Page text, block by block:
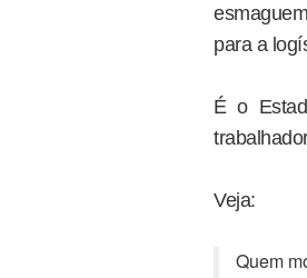
para a
É o
Veja:
Quem